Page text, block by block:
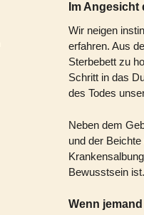
Im Angesicht
Wir neigen
erfahren. Aus
Sterbebett zu
Schritt in das
des Todes
Neben dem
und der
Bewusstsein ist.
Wenn